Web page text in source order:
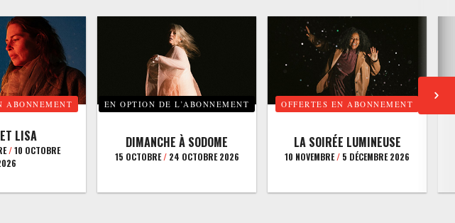
ABONNEMENT
LISA
/10 OCTOBRE
EN OPTION DE L’ABONNEMENT
DIMANCHE À SODOME
15 OCTOBRE/24 OCTOBRE 2026
OFFERTES EN ABONNEMENT
LA SOIRÉE LUMINEUSE
10 NOVEMBRE/ 5 DÉCEMBRE 2026